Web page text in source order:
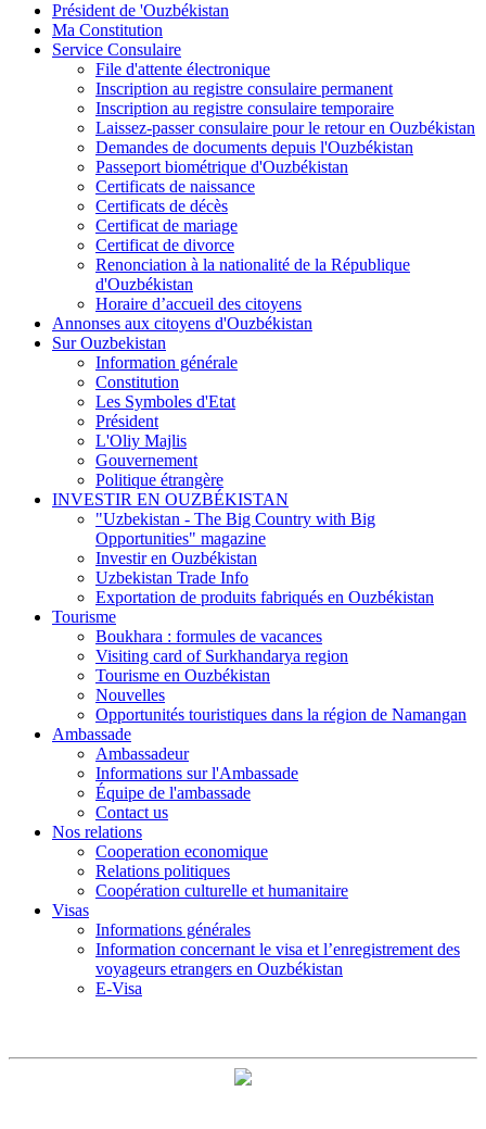
Président de 'Ouzbékistan
Ma Constitution
Service Consulaire
File d'attente électronique
Inscription au registre consulaire permanent
Inscription au registre consulaire temporaire
Laissez-passer consulaire pour le retour en Ouzbékistan
Demandes de documents depuis l'Ouzbékistan
Passeport biométrique d'Ouzbékistan
Certificats de naissance
Certificats de décès
Certificat de mariage
Certificat de divorce
Renonciation à la nationalité de la République
d'Ouzbékistan
Horaire d’accueil des citoyens
Annonses aux citoyens d'Ouzbékistan
Sur Ouzbekistan
Information générale
Constitution
Les Symboles d'Etat
Président
L'Oliy Majlis
Gouvernement
Politique étrangère
INVESTIR EN OUZBÉKISTAN
"Uzbekistan - The Big Country with Big
Opportunities" magazine
Investir en Ouzbékistan
Uzbekistan Trade Info
Exportation de produits fabriqués en Ouzbékistan
Tourisme
Boukhara : formules de vacances
Visiting card of Surkhandarya region
Tourisme en Ouzbékistan
Nouvelles
Opportunités touristiques dans la région de Namangan
Ambassade
Ambassadeur
Informations sur l'Ambassade
Équipe de l'ambassade
Contact us
Nos relations
Cooperation economique
Relations politiques
Coopération culturelle et humanitaire
Visas
Informations générales
Information concernant le visa et l’enregistrement des
voyageurs etrangers en Ouzbékistan
E-Visa